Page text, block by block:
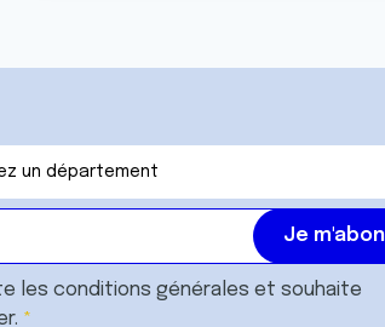
les conditions générales et souhaite